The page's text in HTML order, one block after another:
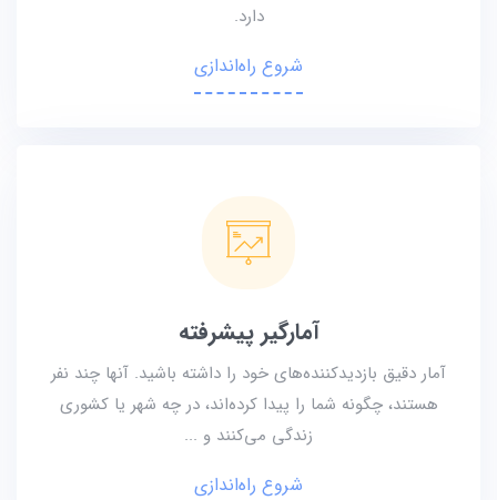
دارد.
شروع راه‌اندازی
آمارگیر پیشرفته
آمار دقیق بازدیدکننده‌های خود را داشته باشید. آنها چند نفر
هستند، چگونه شما را پیدا کرده‌اند، در چه شهر یا کشوری
زندگی می‌کنند و ...
شروع راه‌اندازی